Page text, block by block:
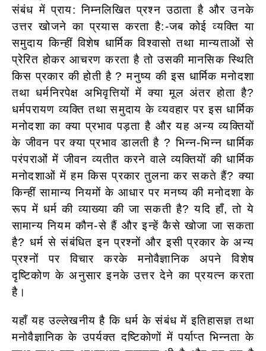
संबंध में प्राय: निम्नलिखित प्रश्न उठाता है और उनके
उत्तर खोजने का प्रयास करता है:-जब कोई व्यक्ति या
समुदाय किन्हीं विशेष धार्मिक विश्वासो तथा मान्यताओं से
प्रेरित होकर आचरण करता है तो उसकी मानसिक स्थिति
किस प्रकार की होती है ? मनुष्य की इस धार्मिक मनोदशा
तथा धर्मनिरपेक्ष अभिवृत्तियों में क्या मूल अंतर होता है?
धर्मपरायण व्यक्ति तथा समुदाय के व्यवहार पर इस धार्मिक
मनोदशा का क्या प्रभाव पड़ता है और यह अन्य व्यक्तियों
के जीवन पर क्या प्रभाव डालती है ? भिन्न-भिन्न धार्मिक
परंपराओं में जीवन व्यतीत करने वाले व्यक्तियों की धार्मिक
मनोदशाओं में हम किस प्रकार तुलना कर सकते हैं? क्या
किन्हीं सामान्य नियमों के आधार पर मनष्य की मनोदशा के
रूप में धर्म की व्याख्या की जा सकती है? यदि हाँ, तो ये
सामान्य नियम कौन-से हैं और इन्हें कैसे खोजा जा सकता
है? धर्म से संबंधित इन प्रश्नों और इसी प्रकार के अन्य
प्रश्नों पर विचार करके मनोवैज्ञानिक अपने विशेष
दृष्टिकोण के अनुसार इनके उत्तर देने का प्रयत्न करता
है।
यहाँ यह उल्लेखनीय है कि धर्म के संबंध में इतिहासज्ञ तथा
मनोवैज्ञानिक के उपर्यक्त दष्टिकोणों में पर्याप्त भिन्नता के